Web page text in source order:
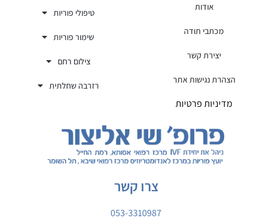
אודות
מכתבי תודה
יצירת קשר
הצהרת נגישות אתר
מדיניות פרטיות
טיפולי פוריות
שימור פוריות
צילום רחם
רזרבה שחלתית
צרו קשר
053-3310987